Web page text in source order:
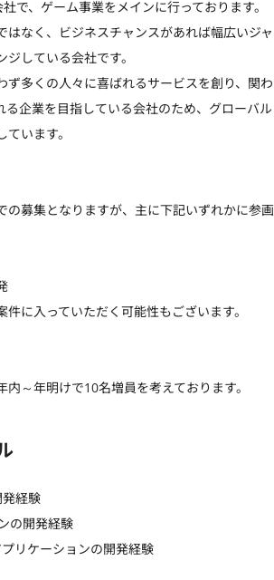
で、ゲーム事業をメインに行っております。
はなく、ビジネスチャンスがあれば幅広いジャ
している会社です。
ず多くの人々に喜ばれるサービスを創り、関わ
る企業を目指している会社のため、グローバル
います。
の募集となりますが、主に下記いずれかに参画
に入っていただく可能性もございます。
～年明けで10名増員を考えております。
発経験
の開発経験
リケーションの開発経験